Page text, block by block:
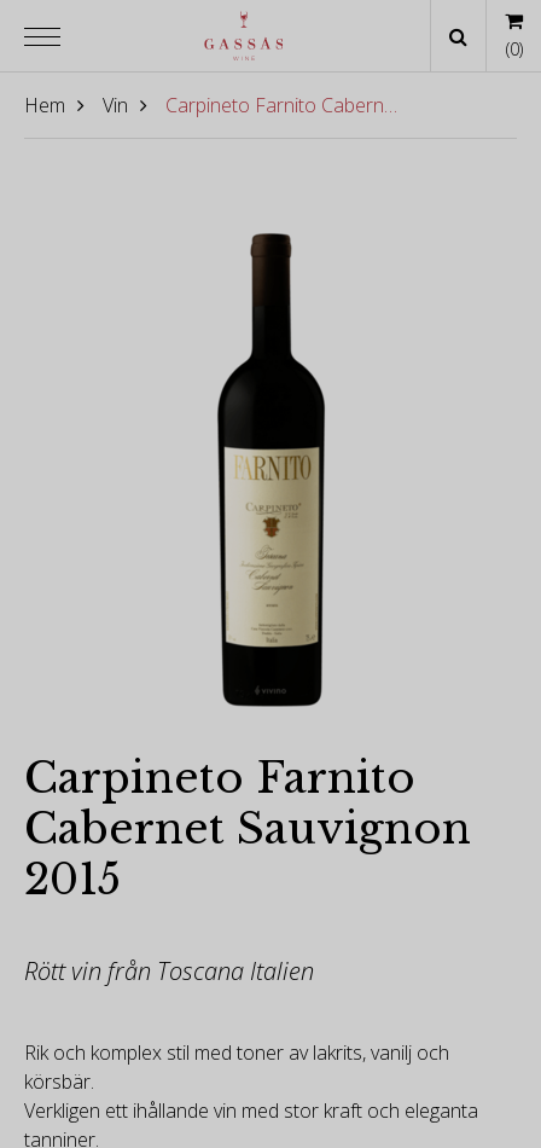
Hem Vin Carpineto Farnito Cabernet Sauvignon 2015
Carpineto Farnito
Cabernet Sauvignon
2015
Rött vin från Toscana Italien
Rik och komplex stil med toner av lakrits, vanilj och
körsbär.
Verkligen ett ihållande vin med stor kraft och eleganta
tanniner.
(0)